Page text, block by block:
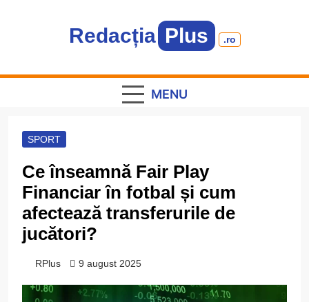
Redacția Plus .ro
MENU
SPORT
Ce înseamnă Fair Play
Financiar în fotbal și cum
afectează transferurile de
jucători?
RPlus 9 august 2025